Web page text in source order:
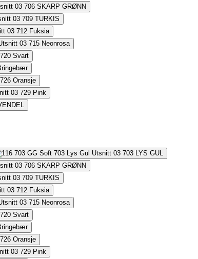
706 SKARP GRØNN
709 TURKIS
712 Fuksia
715 Neonrosa
720 Svart
726 Oransje
729 Pink
703 LYS GUL
706 SKARP GRØNN
709 TURKIS
712 Fuksia
715 Neonrosa
720 Svart
726 Oransje
729 Pink